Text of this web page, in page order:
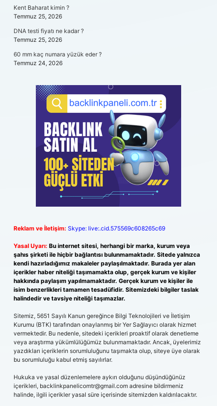
Kent Baharat kimin ?
Temmuz 25, 2026
DNA testi fiyatı ne kadar ?
Temmuz 25, 2026
60 mm kaç numara yüzük eder ?
Temmuz 24, 2026
Reklam ve İletişim: Skype: live:.cid.575569c608265c69
Yasal Uyarı: Bu internet sitesi, herhangi bir marka, kurum veya
şahıs şirketi ile hiçbir bağlantısı bulunmamaktadır. Sitede yalnızca
kendi hazırladığımız makaleler paylaşılmaktadır. Burada yer alan
içerikler haber niteliği taşımamakta olup, gerçek kurum ve kişiler
hakkında paylaşım yapılmamaktadır. Gerçek kurum ve kişiler ile
isim benzerlikleri tamamen tesadüfidir. Sitemizdeki bilgiler taslak
halindedir ve tavsiye niteliği taşımazlar.
Sitemiz, 5651 Sayılı Kanun gereğince Bilgi Teknolojileri ve İletişim
Kurumu (BTK) tarafından onaylanmış bir Yer Sağlayıcı olarak hizmet
vermektedir. Bu nedenle, sitedeki içerikleri proaktif olarak denetleme
veya araştırma yükümlülüğümüz bulunmamaktadır. Ancak, üyelerimiz
yazdıkları içeriklerin sorumluluğunu taşımakta olup, siteye üye olarak
bu sorumluluğu kabul etmiş sayılırlar.
Hukuka ve yasal düzenlemelere aykırı olduğunu düşündüğünüz
içerikleri, backlinkpanelicomtr@gmail.com adresine bildirmeniz
halinde, ilgili içerikler yasal süre içerisinde sitemizden kaldırılacaktır.